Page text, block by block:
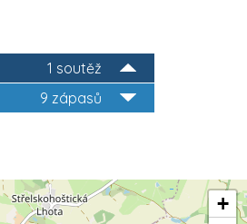
1 soutěž
9 zápasů
+